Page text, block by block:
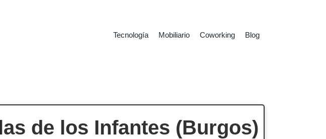
Tecnología Mobiliario Coworking Blog
de los Infantes (Burgos)